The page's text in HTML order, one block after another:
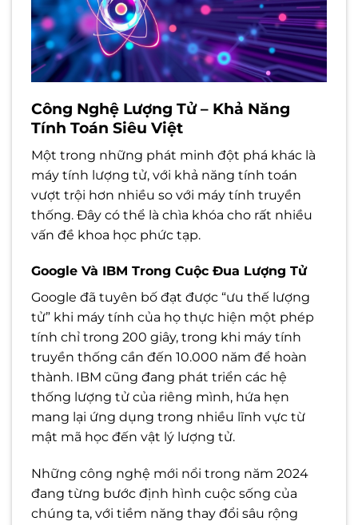
Công Nghệ Lượng Tử – Khả Năng
Tính Toán Siêu Việt
Một trong những phát minh đột phá khác là
máy tính lượng tử, với khả năng tính toán
vượt trội hơn nhiều so với máy tính truyền
thống. Đây có thể là chìa khóa cho rất nhiều
vấn đề khoa học phức tạp.
Google Và IBM Trong Cuộc Đua Lượng Tử
Google đã tuyên bố đạt được “ưu thế lượng
tử” khi máy tính của họ thực hiện một phép
tính chỉ trong 200 giây, trong khi máy tính
truyền thống cần đến 10.000 năm để hoàn
thành. IBM cũng đang phát triển các hệ
thống lượng tử của riêng mình, hứa hẹn
mang lại ứng dụng trong nhiều lĩnh vực từ
mật mã học đến vật lý lượng tử.
Những công nghệ mới nổi trong năm 2024
đang từng bước định hình cuộc sống của
chúng ta, với tiềm năng thay đổi sâu rộng